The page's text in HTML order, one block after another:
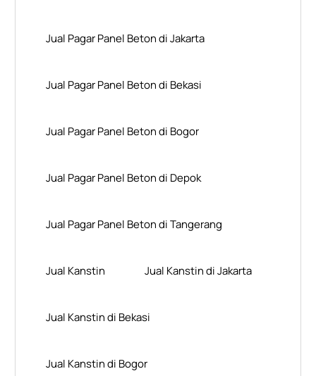
Jual Pagar Panel Beton di Jakarta
Jual Pagar Panel Beton di Bekasi
Jual Pagar Panel Beton di Bogor
Jual Pagar Panel Beton di Depok
Jual Pagar Panel Beton di Tangerang
Jual Kanstin Jual Kanstin di Jakarta
Jual Kanstin di Bekasi
Jual Kanstin di Bogor